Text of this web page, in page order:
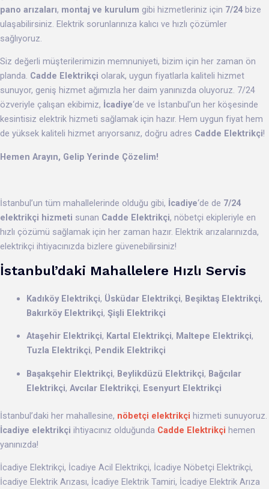
pano arızaları, montaj ve kurulum gibi hizmetleriniz için 7/24 bize
ulaşabilirsiniz. Elektrik sorunlarınıza kalıcı ve hızlı çözümler
sağlıyoruz.
Siz değerli müşterilerimizin memnuniyeti, bizim için her zaman ön
planda. Cadde Elektrikçi olarak, uygun fiyatlarla kaliteli hizmet
sunuyor, geniş hizmet ağımızla her daim yanınızda oluyoruz. 7/24
özveriyle çalışan ekibimiz, İcadiye‘de ve İstanbul’un her köşesinde
kesintisiz elektrik hizmeti sağlamak için hazır. Hem uygun fiyat hem
de yüksek kaliteli hizmet arıyorsanız, doğru adres Cadde Elektrikçi!
Hemen Arayın, Gelip Yerinde Çözelim!
İstanbul’un tüm mahallelerinde olduğu gibi, İcadiye‘de de 7/24
elektrikçi hizmeti sunan Cadde Elektrikçi, nöbetçi ekipleriyle en
hızlı çözümü sağlamak için her zaman hazır. Elektrik arızalarınızda,
elektrikçi ihtiyacınızda bizlere güvenebilirsiniz!
İstanbul’daki Mahallelere Hızlı Servis
Kadıköy Elektrikçi, Üsküdar Elektrikçi, Beşiktaş Elektrikçi,
Bakırköy Elektrikçi, Şişli Elektrikçi
Ataşehir Elektrikçi, Kartal Elektrikçi, Maltepe Elektrikçi,
Tuzla Elektrikçi, Pendik Elektrikçi
Başakşehir Elektrikçi, Beylikdüzü Elektrikçi, Bağcılar
Elektrikçi, Avcılar Elektrikçi, Esenyurt Elektrikçi
İstanbul’daki her mahallesine, nöbetçi elektrikçi hizmeti sunuyoruz.
İcadiye elektrikçi ihtiyacınız olduğunda Cadde Elektrikçi hemen
yanınızda!
İcadiye Elektrikçi, İcadiye Acil Elektrikçi, İcadiye Nöbetçi Elektrikçi,
İcadiye Elektrik Arızası, İcadiye Elektrik Tamiri, İcadiye Elektrik Arıza